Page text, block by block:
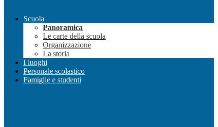
Scuola
Panoramica
Le carte della scuola
Organizzazione
La storia
I luoghi
Personale scolastico
Famiglie e studenti